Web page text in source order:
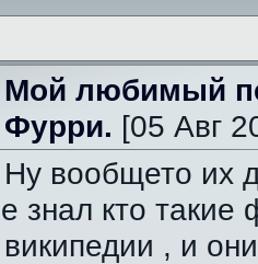
Мой любимый
Фурри. [05 Авг
Ну вообщето их
знал кто такие
, и